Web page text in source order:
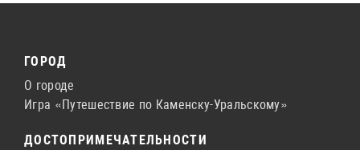
ГОРОД
О городе
Игра «Путешествие по Каменску-Уральскому»
ДОСТОПРИМЕЧАТЕЛЬНОСТИ